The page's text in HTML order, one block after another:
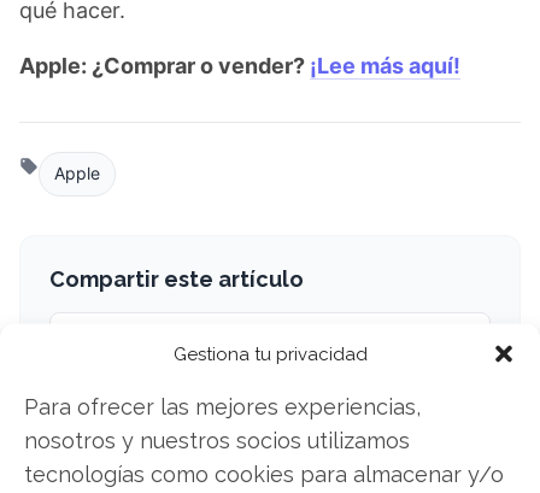
Gestiona tu privacidad
Para ofrecer las mejores experiencias,
nosotros y nuestros socios utilizamos
tecnologías como cookies para almacenar y/o
qué hacer.
Apple: ¿Comprar o vender? ¡Lee más aquí!
Apple
Compartir este artículo
Facebook
LinkedIn